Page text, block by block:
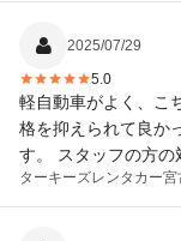
2025/07/29
5.0
軽自動車がよく、こ
格を抑えられて良か
す。 スタッフの方の
ターキーズレンタカー宮